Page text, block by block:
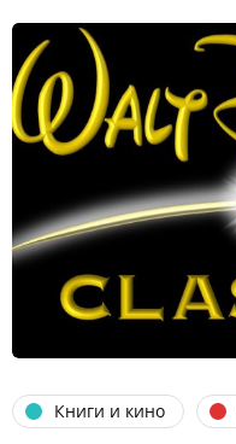
Книги и кино